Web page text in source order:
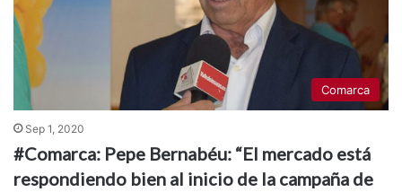
Comarca
Sep 1, 2020
#Comarca: Pepe Bernabéu: “El mercado está
respondiendo bien al inicio de la campaña de